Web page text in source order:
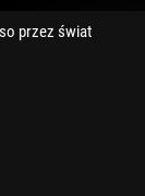
przez świat